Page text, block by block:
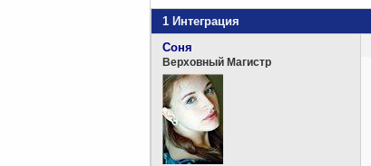
1 Интеграция
Соня
Верховный Магистр